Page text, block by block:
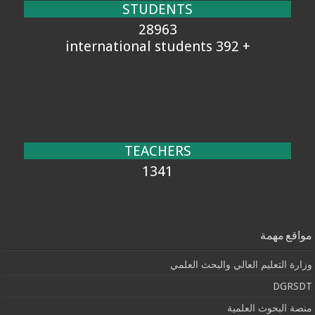
STUDENTS
28963
+ 392 international students
TEACHERS
1341
مواقع مهمة
وزارة التعليم العالي والبحث العلمي
DGRSDT
منصة البحوث العلمية